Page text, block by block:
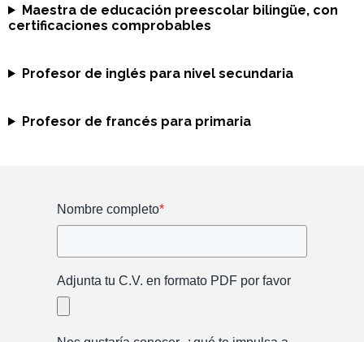
Maestra de educación preescolar bilingüe, con
certificaciones comprobables
Profesor de inglés para nivel secundaria
Profesor de francés para primaria
Nombre completo*
Adjunta tu C.V. en formato PDF por favor